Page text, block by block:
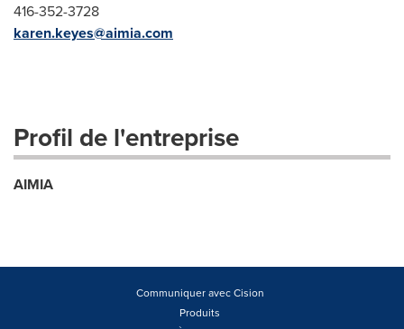
416-352-3728
karen.keyes@aimia.com
Profil de l'entreprise
AIMIA
Communiquer avec Cision
Produits